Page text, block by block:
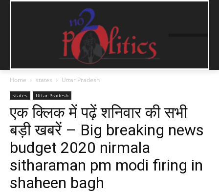
Home states Uttar Pradesh
states Uttar Pradesh
एक क्लिक में पढ़ें शनिवार की सभी
बड़ी खबरें – Big breaking news
budget 2020 nirmala
sitharaman pm modi firing in
shaheen bagh